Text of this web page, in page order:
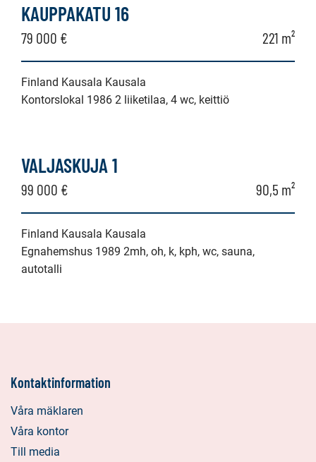
KAUPPAKATU 16
79 000 € 221 m²
Finland Kausala Kausala
Kontorslokal 1986 2 liiketilaa, 4 wc, keittiö
VALJASKUJA 1
99 000 € 90,5 m²
Finland Kausala Kausala
Egnahemshus 1989 2mh, oh, k, kph, wc, sauna,
autotalli
Kontaktinformation
Våra mäklaren
Våra kontor
Till media